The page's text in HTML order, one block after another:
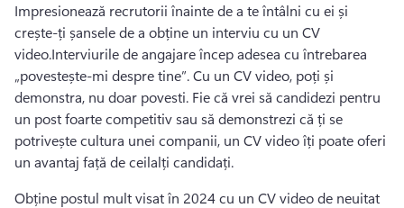
Impresionează recrutorii înainte de a te întâlni cu ei și
crește-ți șansele de a obține un interviu cu un CV
video.Interviurile de angajare încep adesea cu întrebarea
„povestește-mi despre tine”. Cu un CV video, poți și
demonstra, nu doar povesti. Fie că vrei să candidezi pentru
un post foarte competitiv sau să demonstrezi că ți se
potrivește cultura unei companii, un CV video îți poate oferi
un avantaj față de ceilalți candidați.
Obține postul mult visat în 2024 cu un CV video de neuitat